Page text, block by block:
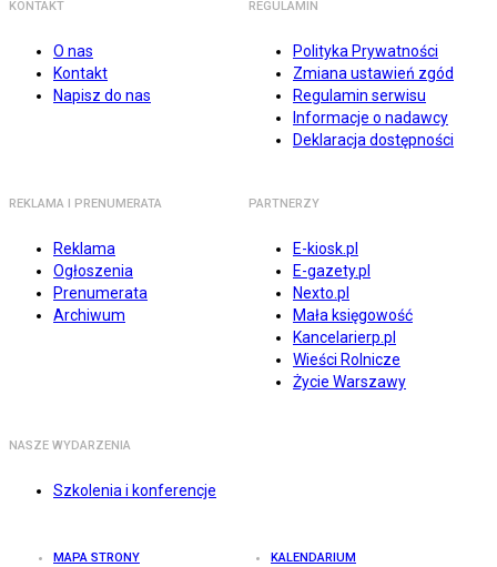
KONTAKT
O nas
Kontakt
Napisz do nas
REGULAMIN
Polityka Prywatności
Zmiana ustawień zgód
Regulamin serwisu
Informacje o nadawcy
Deklaracja dostępności
REKLAMA I PRENUMERATA
Reklama
Ogłoszenia
Prenumerata
Archiwum
PARTNERZY
E-kiosk.pl
E-gazety.pl
Nexto.pl
Mała księgowość
Kancelarierp.pl
Wieści Rolnicze
Życie Warszawy
NASZE WYDARZENIA
Szkolenia i konferencje
MAPA STRONY KALENDARIUM